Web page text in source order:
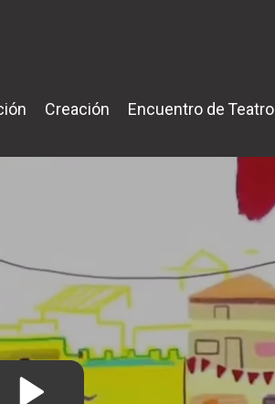
Creación Encuentro de Teatro